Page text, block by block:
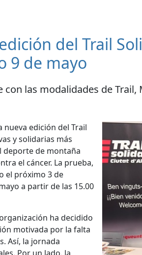
del Trail
9 de mayo
con las modalidades de
nueva edición del Trail
y solidarias más
deporte de montaña
el cáncer. La prueba,
el próximo 3 de
a partir de las 15.00
ha decidido
motivada por la falta
Así, la jornada